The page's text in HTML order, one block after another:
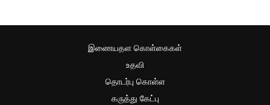
இணையதள கொள்கைகள்
உதவி
தொடர்பு கொள்ள
கருத்து கேட்பு